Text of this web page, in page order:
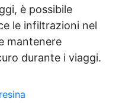
è possibile
le infiltrazioni nel
mantenere
durante i viaggi.